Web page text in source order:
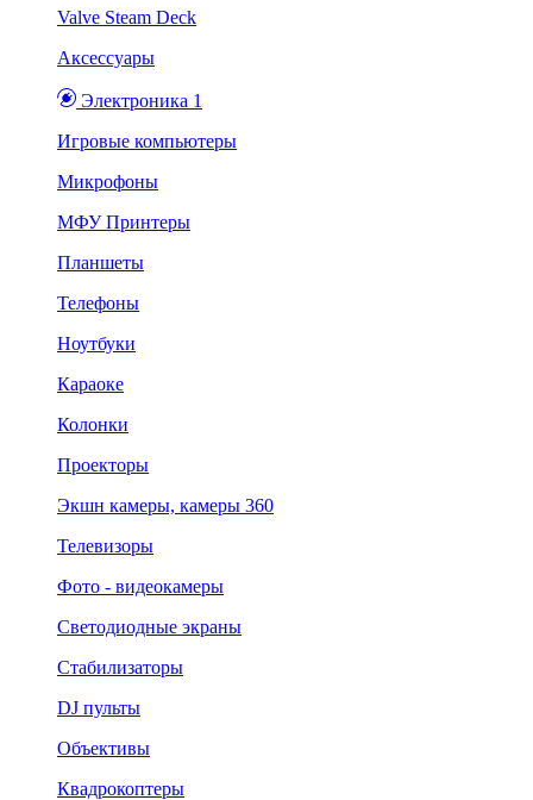
Valve Steam Deck
Аксессуары
Электроника 1
Игровые компьютеры
Микрофоны
МФУ Принтеры
Планшеты
Телефоны
Ноутбуки
Караоке
Колонки
Проекторы
Экшн камеры, камеры 360
Телевизоры
Фото - видеокамеры
Светодиодные экраны
Стабилизаторы
DJ пульты
Объективы
Квадрокоптеры